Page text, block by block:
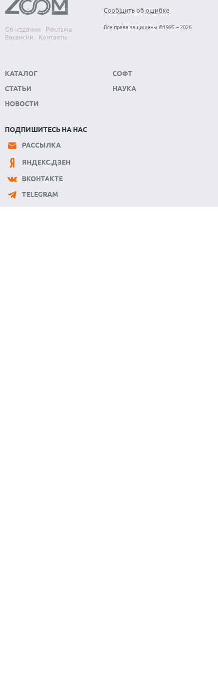
Об издании
Реклама
Вакансии
Контакты
Сообщить об ошибке
Все права защищены ©1995 – 2026
КАТАЛОГ
СТАТЬИ
НОВОСТИ
СОФТ
НАУКА
ПОДПИШИТЕСЬ НА НАС
РАССЫЛКА
ЯНДЕКС.ДЗЕН
ВКОНТАКТЕ
TELEGRAM